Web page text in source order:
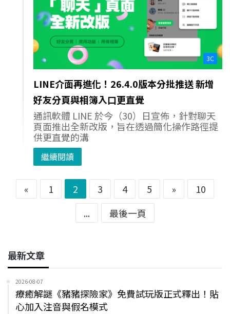
3C
LINE介面再進化！26.4.0版本分批推送 新增
好友分頁與相簿入口更直覺
通訊軟體 LINE 於今（30）日宣佈，針對聊天
頁面推出全新改版，旨在透過簡化操作路徑提
供更直覺的溝
繼續閱讀
« 1 2 3 4 5 »
10
...
最後一頁
最新文章
2026-08-07
療癒解謎《豬豬探險家》免費試玩版正式釋出！貼
心加入注音與假名模式